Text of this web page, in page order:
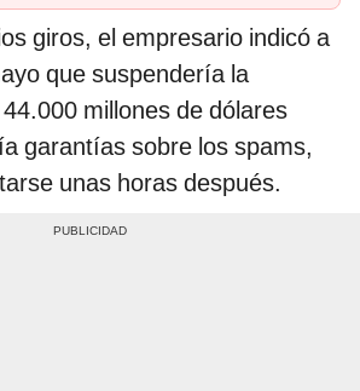
giros, el empresario indicó a
que suspendería la
millones de dólares
garantías sobre los spams,
unas horas después.